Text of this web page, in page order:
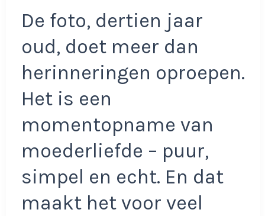
De foto, dertien jaar
oud, doet meer dan
herinneringen oproepen.
Het is een
momentopname van
moederliefde – puur,
simpel en echt. En dat
maakt het voor veel